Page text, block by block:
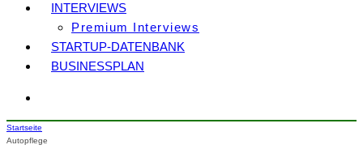
INTERVIEWS
Premium Interviews
STARTUP-DATENBANK
BUSINESSPLAN
Startseite
Autopflege